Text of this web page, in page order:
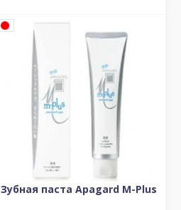
Зубная паста Apagard M-Plus